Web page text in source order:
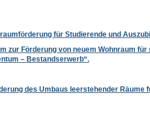
für Studierende und
zur Förderung von neuem Wohnraum
– Bestandserwerb“.
des Umbaus leerstehender Räume